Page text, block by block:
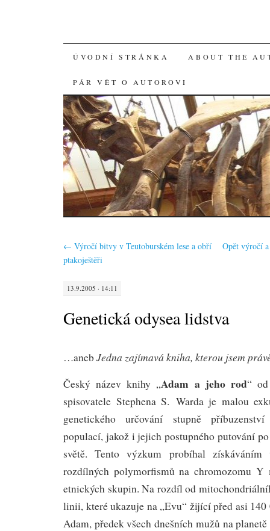
SKIP
TO
CONTENT
ÚVODNÍ STRÁNKA ABOUT THE
PÁR VĚT O AUTOROVI
← Výročí bitvy v Teutoburském lese a obří
ptakoještěři
Opět výročí
13.9.2005 · 14:11
Genetická odysea lidstva
…aneb Jedna zajímavá kniha, kterou jsem
Český název knihy „Adam a jeho rod“
spisovatele Stephena S. Warda je malou
genetického určování stupně
populací, jakož i jejich postupného putování
světě. Tento výzkum probíhal
rozdílných polymorfismů na chromozomu Y
etnických skupin. Na rozdíl od
linii, které ukazuje na „Evu“ žijící před asi
Adam, předek všech dnešních mužů na